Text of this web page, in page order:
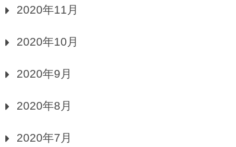
2020年11月
2020年10月
2020年9月
2020年8月
2020年7月